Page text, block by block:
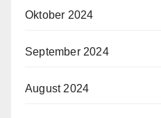
Oktober 2024
September 2024
August 2024